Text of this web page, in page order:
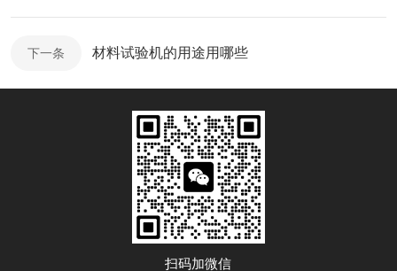
下一条 材料试验机的用途用哪些
扫码加微信